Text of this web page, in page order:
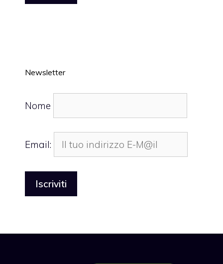
Newsletter
Nome
Email: